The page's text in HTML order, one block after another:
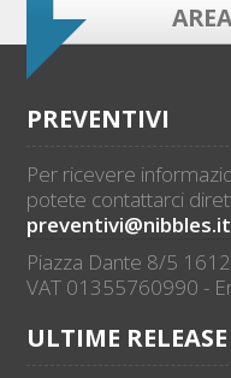
PREVENTIVI
Per ricevere
potete contattarci
preventivi@nibbles.it
Piazza Dante 8/5
VAT 01355760990 -
ULTIME RELEASE